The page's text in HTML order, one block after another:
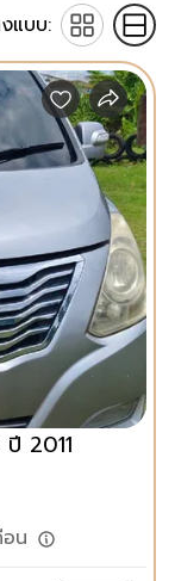
แบบ:
2011
น